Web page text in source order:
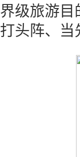
界级旅游目
打头阵、当